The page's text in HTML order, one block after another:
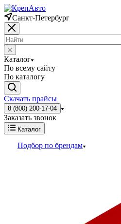
Санкт-Петербург
Каталог
По всему сайту
По каталогу
Скачать прайсы
8 (800) 200-17-04
Заказать звонок
Каталог
Подбор по брендам